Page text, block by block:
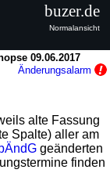
09.06.2017
Änderungsalarm
alte Fassung
Spalte) aller am
geänderten
finden
buzer.de
Normalansicht